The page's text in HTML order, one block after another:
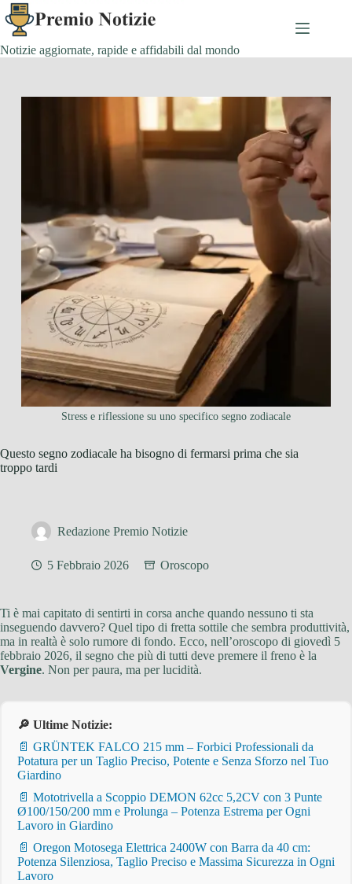
Salta
al
contenuto
Notizie aggiornate, rapide e affidabili dal mondo
Stress e riflessione su uno specifico segno zodiacale
Questo segno zodiacale ha bisogno di fermarsi prima che sia
troppo tardi
Redazione Premio Notizie
5 Febbraio 2026 Oroscopo
Ti è mai capitato di sentirti in corsa anche quando nessuno ti sta
inseguendo davvero? Quel tipo di fretta sottile che sembra produttività,
ma in realtà è solo rumore di fondo. Ecco, nell’oroscopo di giovedì 5
febbraio 2026, il segno che più di tutti deve premere il freno è la
Vergine. Non per paura, ma per lucidità.
🔎 Ultime Notizie:
📄 GRÜNTEK FALCO 215 mm – Forbici Professionali da
Potatura per un Taglio Preciso, Potente e Senza Sforzo nel Tuo
Giardino
📄 Mototrivella a Scoppio DEMON 62cc 5,2CV con 3 Punte
Ø100/150/200 mm e Prolunga – Potenza Estrema per Ogni
Lavoro in Giardino
📄 Oregon Motosega Elettrica 2400W con Barra da 40 cm:
Potenza Silenziosa, Taglio Preciso e Massima Sicurezza in Ogni
Lavoro